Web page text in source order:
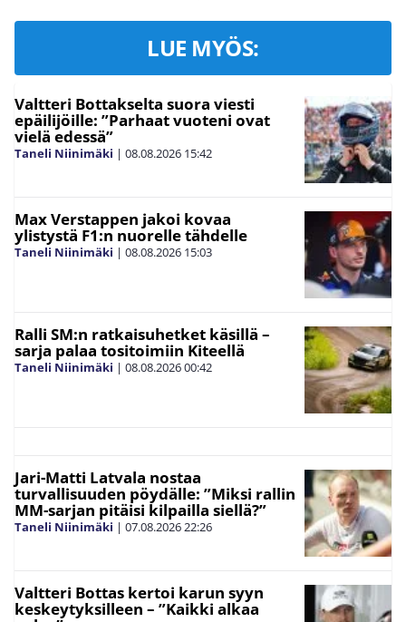
LUE MYÖS:
Valtteri Bottakselta suora viesti
epäilijöille: ”Parhaat vuoteni ovat
vielä edessä”
Taneli Niinimäki | 08.08.2026 15:42
Max Verstappen jakoi kovaa
ylistystä F1:n nuorelle tähdelle
Taneli Niinimäki | 08.08.2026 15:03
Ralli SM:n ratkaisuhetket käsillä –
sarja palaa tositoimiin Kiteellä
Taneli Niinimäki | 08.08.202600:42
Jari-Matti Latvala nostaa
turvallisuuden pöydälle: ”Miksi rallin
MM-sarjan pitäisi kilpailla siellä?”
Taneli Niinimäki | 07.08.202622:26
Valtteri Bottas kertoi karun syyn
keskeytyksilleen – ”Kaikki alkaa